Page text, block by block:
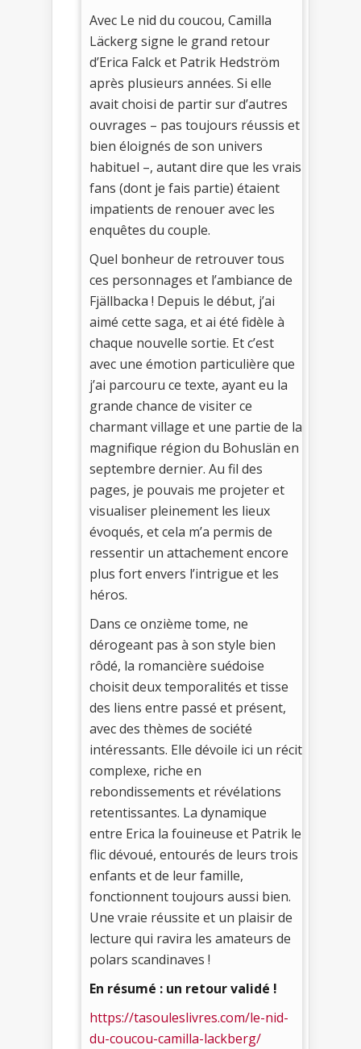
Avec Le nid du coucou, Camilla
Läckerg signe le grand retour
d’Erica Falck et Patrik Hedström
après plusieurs années. Si elle
avait choisi de partir sur d’autres
ouvrages – pas toujours réussis et
bien éloignés de son univers
habituel –, autant dire que les vrais
fans (dont je fais partie) étaient
impatients de renouer avec les
enquêtes du couple.
Quel bonheur de retrouver tous
ces personnages et l’ambiance de
Fjällbacka ! Depuis le début, j’ai
aimé cette saga, et ai été fidèle à
chaque nouvelle sortie. Et c’est
avec une émotion particulière que
j’ai parcouru ce texte, ayant eu la
grande chance de visiter ce
charmant village et une partie de la
magnifique région du Bohuslän en
septembre dernier. Au fil des
pages, je pouvais me projeter et
visualiser pleinement les lieux
évoqués, et cela m’a permis de
ressentir un attachement encore
plus fort envers l’intrigue et les
héros.
Dans ce onzième tome, ne
dérogeant pas à son style bien
rôdé, la romancière suédoise
choisit deux temporalités et tisse
des liens entre passé et présent,
avec des thèmes de société
intéressants. Elle dévoile ici un récit
complexe, riche en
rebondissements et révélations
retentissantes. La dynamique
entre Erica la fouineuse et Patrik le
flic dévoué, entourés de leurs trois
enfants et de leur famille,
fonctionnent toujours aussi bien.
Une vraie réussite et un plaisir de
lecture qui ravira les amateurs de
polars scandinaves !
En résumé : un retour validé !
https://tasouleslivres.com/le-nid-
du-coucou-camilla-lackberg/